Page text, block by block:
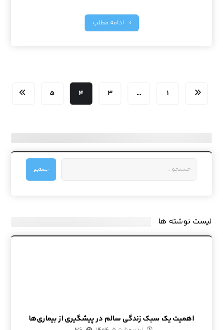
ادامه مطلب
۱ … ۳ ۴ ۵
جستجو
لیست نوشته ها
اهمیت یک سبک زندگی سالم در پیشگیری از بیماری‌ها